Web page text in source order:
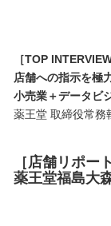
［TOP INTERVIEW
店舗への指示を極
小売業＋データビ
薬王堂 取締役常務
［店舗リポート
薬王堂福島大